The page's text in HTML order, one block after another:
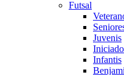
Futsal
Juvenis
Infantis